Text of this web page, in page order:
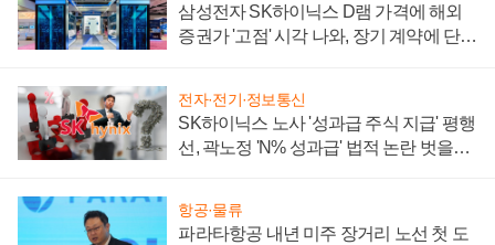
삼성전자 SK하이닉스 D램 가격에 해외
증권가 '고점' 시각 나와, 장기 계약에 단점
전자·전기·정보통신
SK하이닉스 노사 '성과급 주식 지급' 평행
선, 곽노정 'N% 성과급' 법적 논란 벗을지
항공·물류
파라타항공 내년 미주 장거리 노선 첫 도